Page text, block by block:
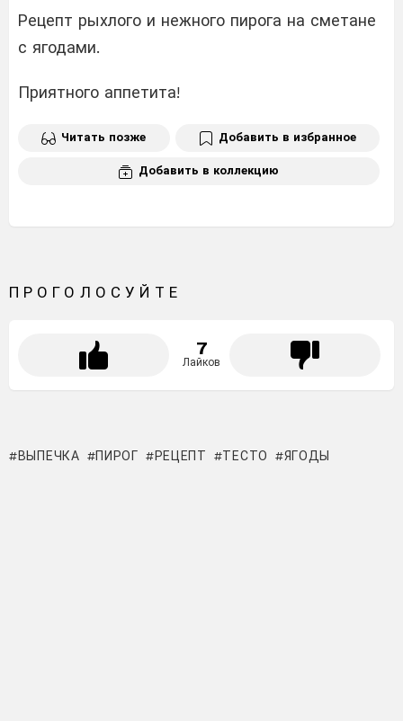
Рецепт рыхлого и нежного пирога на сметане
с ягодами.
Приятного аппетита!
Читать позже Добавить в избранное
Добавить в коллекцию
ПРОГОЛОСУЙТЕ
7
Лайков
ВЫПЕЧКА ПИРОГ РЕЦЕПТ ТЕСТО ЯГОДЫ